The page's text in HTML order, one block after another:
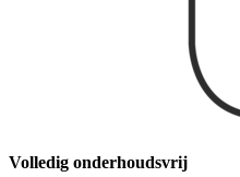
Volledig onderhoudsvrij